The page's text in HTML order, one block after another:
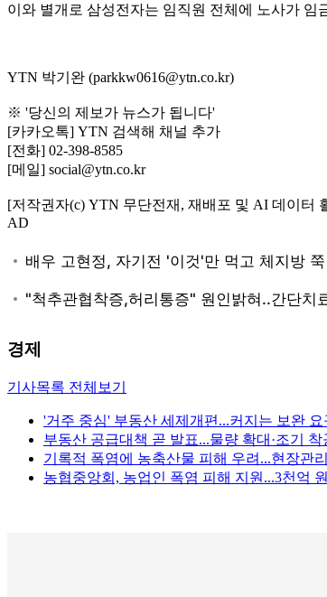
이와 별개로 삼성전자는 임직원 전체에 노사가
YTN 박기완 (parkkw0616@ytn.co.kr)
※ '당신의 제보가 뉴스가 됩니다'
[카카오톡] YTN 검색해 채널 추가
[전화] 02-398-8585
[메일] social@ytn.co.kr
[저작권자(c) YTN 무단전재, 재배포 및 AI 데이터
AD
경제
기사목록 전체보기
'거주 중심' 부동산 세제개편...커지는 보완 요
부동산 공급대책 곧 발표...물량 확대·조기 착
기록적 폭염에 농축산물 피해 우려...현장관
농협중앙회, 농업인 폭염 피해 지원...3천억